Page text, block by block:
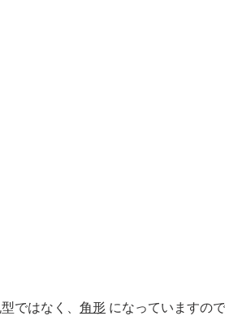
ではなく、 角形 になっていますの